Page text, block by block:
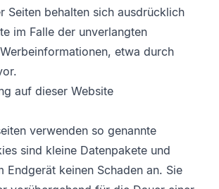
Seiten behalten sich ausdrücklich
im Falle der unverlangten
etwa durch
auf dieser Website
verwenden so genannte
sind kleine Datenpakete und
Endgerät keinen Schaden an. Sie